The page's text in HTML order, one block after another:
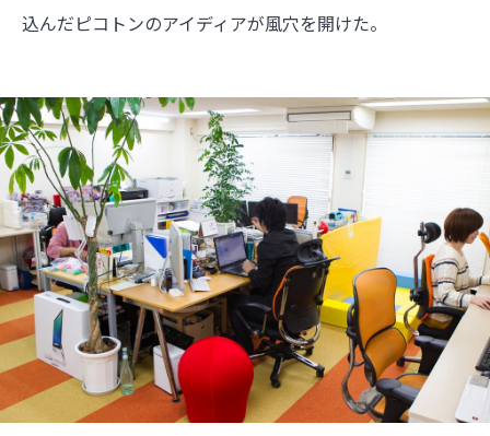
込んだピコトンのアイディアが風穴を開けた。